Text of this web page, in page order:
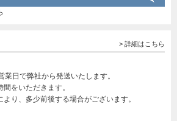
> 詳細はこちら
日で弊社から発送いたします。
をいただきます。
り、多少前後する場合がございます。